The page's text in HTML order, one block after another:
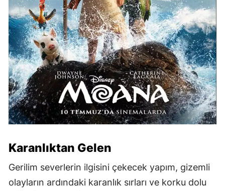
Karanlıktan Gelen
Gerilim severlerin ilgisini çekecek yapım, gizemli
olayların ardındaki karanlık sırları ve korku dolu